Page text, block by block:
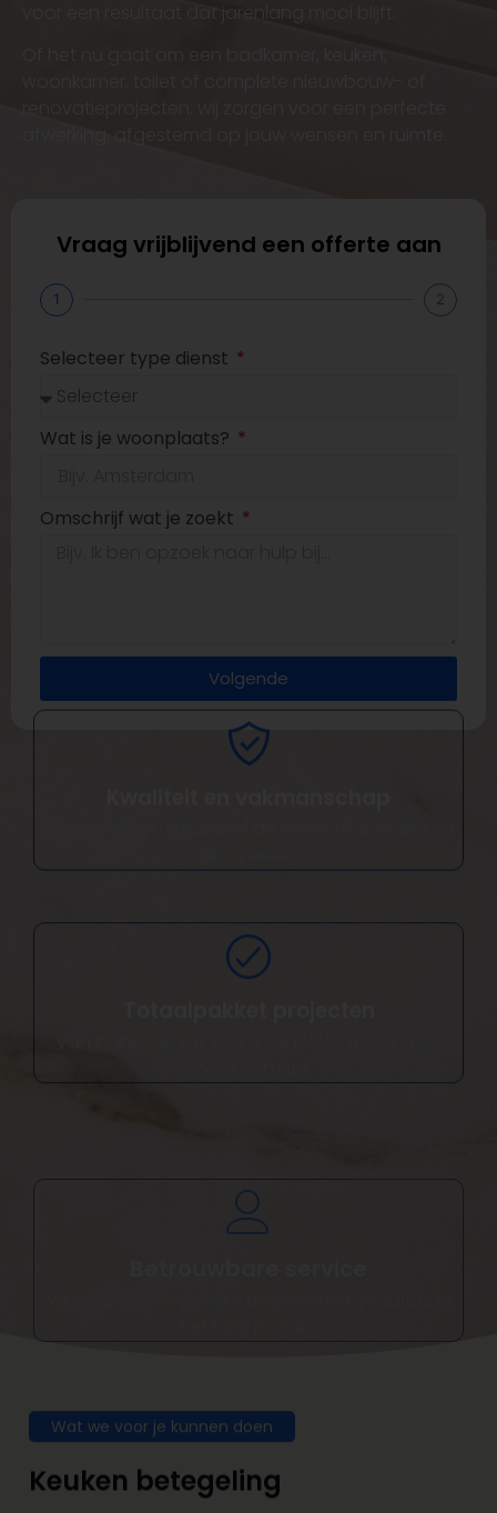
voor een resultaat dat jarenlang mooi blijft.
Vraag vrijblijvend een offerte aan
1 2
Selecteer type dienst
Wat is je woonplaats?
Omschrijf wat je zoekt
Volgende
Betrouwbare service
Wij bieden persoonlijke begeleiding gedurende
Wat we voor je kunnen doen
Keuken betegeling